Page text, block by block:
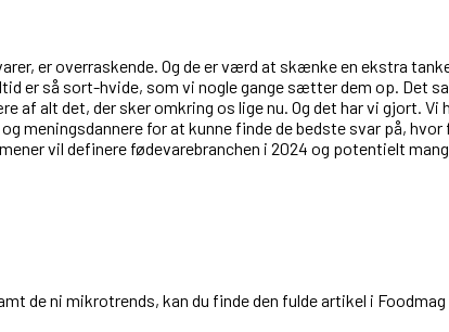
er overraskende. Og de er værd at skænke en ekstra
er så sort-hvide, som vi nogle gange sætter dem op. Det
af alt det, der sker omkring os lige nu. Og det har vi gjort.
meningsdannere for at kunne finde de bedste svar på,
vil definere fødevarebranchen i 2024 og potentielt
de ni mikrotrends, kan du finde den fulde artikel i